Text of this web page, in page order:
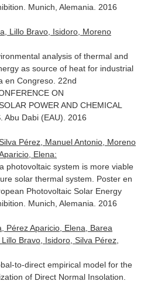
Munich, Alemania. 2016
Lillo Bravo, Isidoro, Moreno
analysis of thermal and
as source of heat for industrial
en Congreso. 22nd
ON
POWER AND CHEMICAL
Abu Dabi (EAU). 2016
Pérez, Manuel Antonio, Moreno
Elena:
photovoltaic system is more viable
solar thermal system. Poster en
Photovoltaic Solar Energy
Munich, Alemania. 2016
Pérez Aparicio, Elena, Barea
Bravo, Isidoro, Silva Pérez,
to-direct empirical model for the
of Direct Normal Insolation.